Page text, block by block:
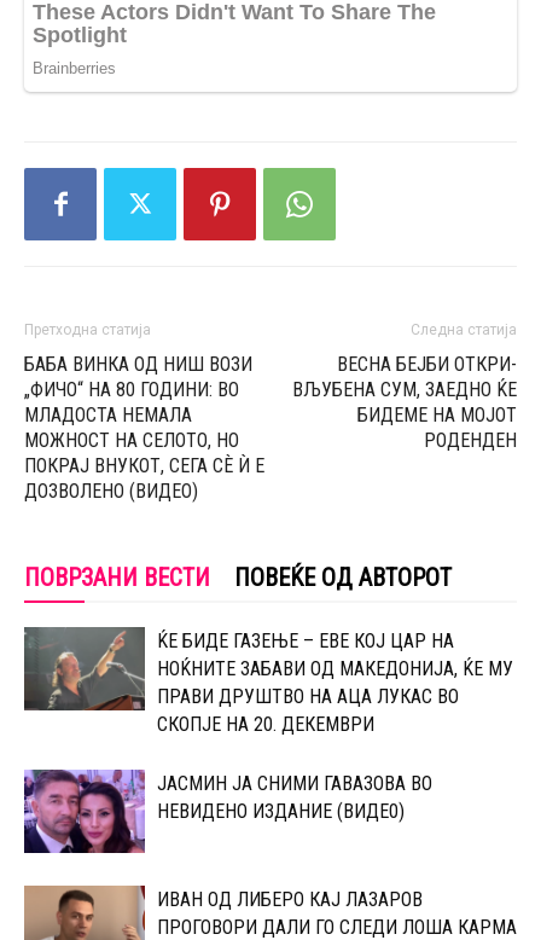
Претходна статија
БАБА ВИНКА ОД НИШ ВОЗИ
„ФИЧО“ НА 80 ГОДИНИ: ВО
МЛАДОСТА НЕМАЛА
МОЖНОСТ НА СЕЛОТО, НО
ПОКРАЈ ВНУКОТ, СЕГА СЀ Ѝ Е
ДОЗВОЛЕНО (ВИДЕО)
Следна статија
ВЕСНА БЕЈБИ ОТКРИ-
ВЉУБЕНА СУМ, ЗАЕДНО ЌЕ
БИДЕМЕ НА МОЈОТ
РОДЕНДЕН
ПОВРЗАНИ ВЕСТИ ПОВЕЌЕ ОД АВТОРОТ
ЌЕ БИДЕ ГАЗЕЊЕ – ЕВЕ КОЈ ЦАР НА
НОЌНИТЕ ЗАБАВИ ОД МАКЕДОНИЈА, ЌЕ МУ
ПРАВИ ДРУШТВО НА АЦА ЛУКАС ВО
СКОПЈЕ НА 20. ДЕКЕМВРИ
ЈАСМИН ЈА СНИМИ ГАВАЗОВА ВО
НЕВИДЕНО ИЗДАНИЕ (ВИДЕ0)
ИВАН ОД ЛИБЕРО КАЈ ЛАЗАРОВ
ПРОГОВОРИ ДАЛИ ГО СЛЕДИ ЛОША КАРМА